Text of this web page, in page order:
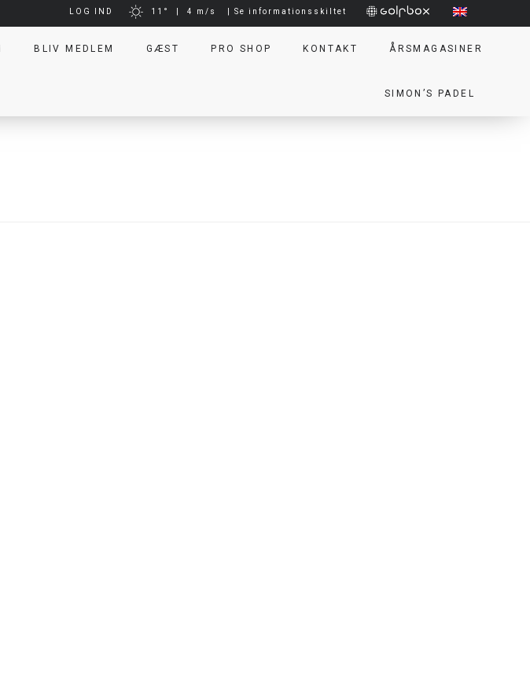
LOG IND 11° 4 m/s | Se informationsskiltet
BLIV MEDLEM GÆST PRO SHOP KONTAKT ÅRSMAGASINER
SIMON’S PADEL